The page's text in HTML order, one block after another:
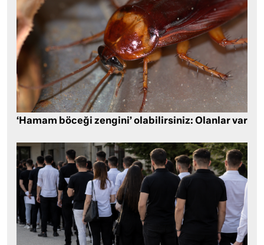
‘Hamam böceği zengini’ olabilirsiniz: Olanlar var